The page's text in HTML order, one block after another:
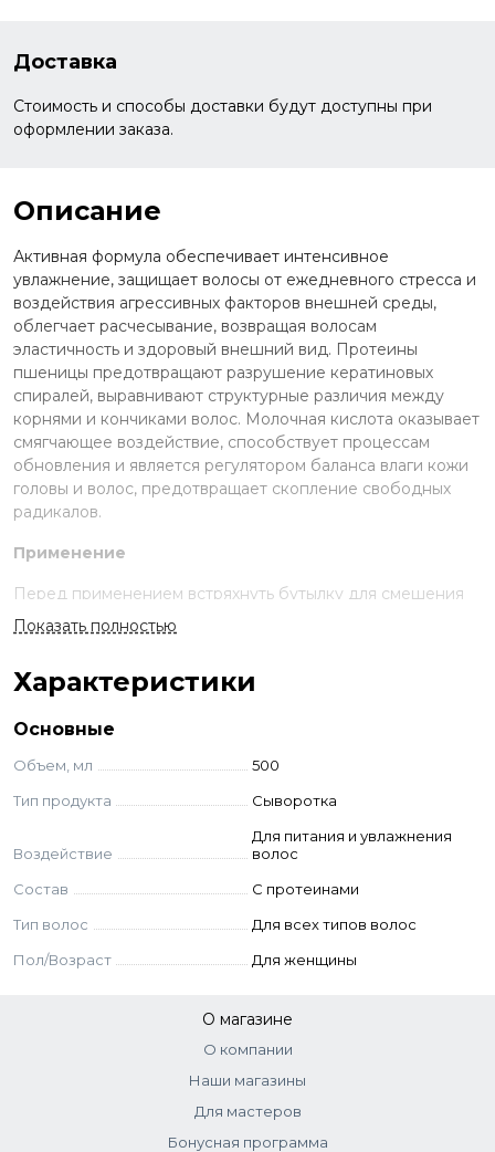
Доставка
Стоимость и способы доставки будут доступны при
оформлении заказа.
Описание
Активная формула обеспечивает интенсивное
увлажнение, защищает волосы от ежедневного стресса и
воздействия агрессивных факторов внешней среды,
облегчает расчесывание, возвращая волосам
эластичность и здоровый внешний вид. Протеины
пшеницы предотвращают разрушение кератиновых
спиралей, выравнивают структурные различия между
корнями и кончиками волос. Молочная кислота оказывает
смягчающее воздействие, способствует процессам
обновления и является регулятором баланса влаги кожи
головы и волос, предотвращает скопление свободных
радикалов.
Применение
Перед применением встряхнуть бутылку для смешения
двух фаз, равномерно нанести необходимое количество
сыворотки на подсушенные полотенцем волосы, не
волосы.
Ингредиенты
AQUA (WATER), CYCLOPENTASILOXANE, DIMETHICONE,
SODIUM CHLORIDE, CETRIMONIUM CHLORIDE, CETYL
PEG/PPG-10/1 DIMETHICONE, CAPRYLYL GLYCOL,
HYDROLYZED WHEAT PROTEIN, PHENYL
TRIMETHICONE, AMODIMETHICONE,
ETHYLHEXYLGLYCERIN, POLYQUATERNIUM-28,
TETRASODIUM GLUTAMATE DIACETATE,
BENZOPHENONE-4, CI 19140 (FD&C YELLOW 5),
Показать полностью
Характеристики
Основные
Объем, мл
500
Тип продукта
Сыворотка
Воздействие
Для питания и увлажнения
волос
Состав
С протеинами
Тип волос
Для всех типов волос
Пол/Возраст
Для женщины
О магазине
О компании
Наши магазины
Для мастеров
Бонусная программа